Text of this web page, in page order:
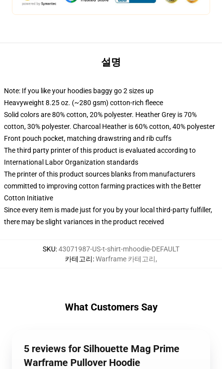
설명
Note: If you like your hoodies baggy go 2 sizes up
Heavyweight 8.25 oz. (~280 gsm) cotton-rich fleece
Solid colors are 80% cotton, 20% polyester. Heather Grey is 70%
cotton, 30% polyester. Charcoal Heather is 60% cotton, 40% polyester
Front pouch pocket, matching drawstring and rib cuffs
The third party printer of this product is evaluated according to
International Labor Organization standards
The printer of this product sources blanks from manufacturers
committed to improving cotton farming practices with the Better
Cotton Initiative
Since every item is made just for you by your local third-party fulfiller,
there may be slight variances in the product received
SKU:43071987-US-t-shirt-mhoodie-DEFAULT
카테고리:Warframe 카테고리,
What Customers Say
5 reviews for Silhouette Mag Prime
Warframe Pullover Hoodie